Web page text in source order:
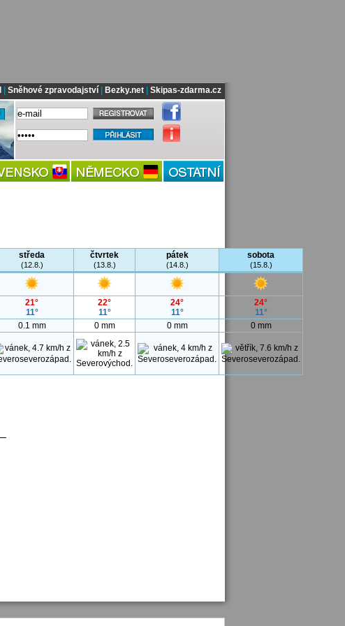
Sněhové zpravodajství| Bezky.net| Skipas-zdarma.cz
středa
(12.8.)
čtvrtek
(13.8.)
pátek
(14.8.)
sobota
(15.8.)
21°
11°
22°
11°
24°
11°
24°
11°
0.1 mm 0 mm 0 mm 0 mm